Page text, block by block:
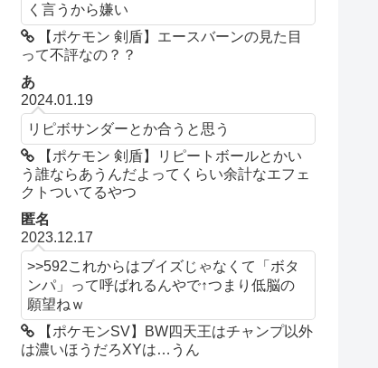
く言うから嫌い
【ポケモン 剣盾】エースバーンの見た目
って不評なの？？
あ
2024.01.19
リピボサンダーとか合うと思う
【ポケモン 剣盾】リピートボールとかい
う誰ならあうんだよってくらい余計なエフェ
クトついてるやつ
匿名
2023.12.17
>>592これからはブイズじゃなくて「ボタ
ンパ」って呼ばれるんやで↑つまり低脳の
願望ねｗ
【ポケモンSV】BW四天王はチャンプ以外
は濃いほうだろXYは…うん